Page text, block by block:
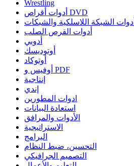
Wrestling
أدوات أقراص DVD
أدوات الشبكة اللاسلكية والشبكات
أدوات القرص الصلب
أدوبي
أوتوديسك
أوتوكاد
أوفيس و PDF
إنتاجية
إندي
ادوات المطورين
استعادة البيانات
الأدوات والمرافق
الاستراتيجية
البرامج
التحسين، ضبط النظام
التصميم الجرافيكي